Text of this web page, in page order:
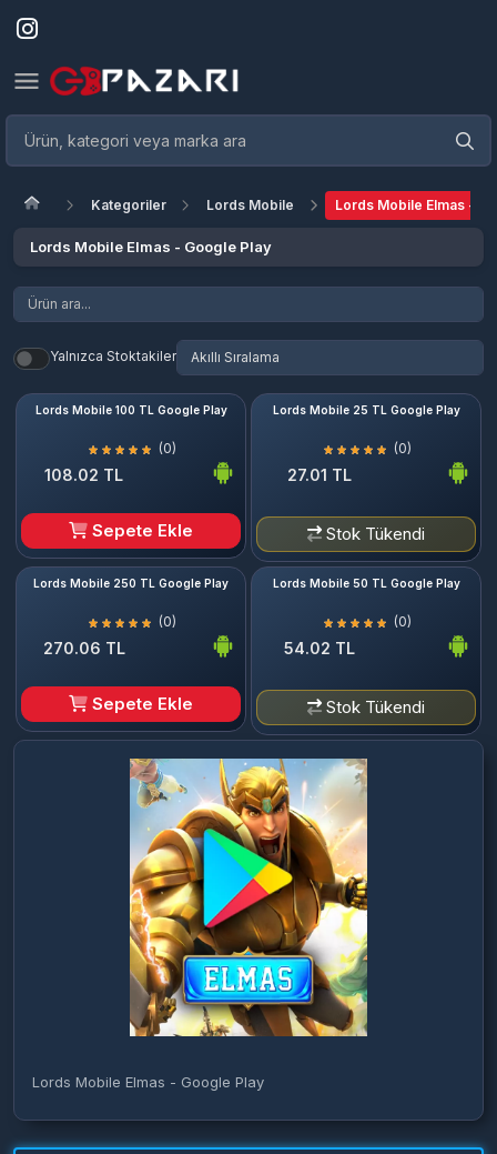
Kategoriler Lords Mobile Lords Mobile Elmas -
Lords Mobile Elmas - Google Play
Yalnızca Stoktakiler
Lords Mobile 100 TL Google Play
(0)
108.02 TL
Sepete Ekle
Lords Mobile 25 TL Google Play
(0)
27.01 TL
Stok Tükendi
Lords Mobile 250 TL Google Play
(0)
270.06 TL
Sepete Ekle
Lords Mobile 50 TL Google Play
(0)
54.02 TL
Stok Tükendi
Lords Mobile Elmas - Google Play